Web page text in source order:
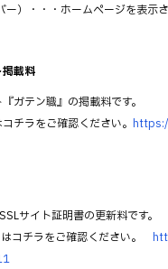
）・・・ホームページを表示さ
載料
ガテン職』の掲載料です。
チラをご確認ください。
サイト証明書の更新料です。
はコチラをご確認ください。